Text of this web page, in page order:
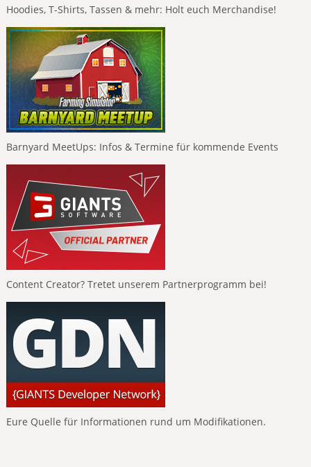
Hoodies, T-Shirts, Tassen & mehr: Holt euch Merchandise!
Barnyard MeetUps: Infos & Termine für kommende Events
Content Creator? Tretet unserem Partnerprogramm bei!
Eure Quelle für Informationen rund um Modifikationen.